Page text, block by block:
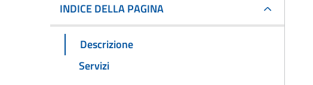
INDICE DELLA PAGINA
Descrizione
Servizi